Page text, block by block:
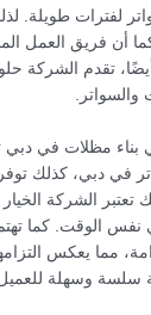
لفترات طويلة.
كما أن فريق العمل
تقدم الشركة
بناء مظلات في دبي
في دبي، كذلك
تعتبر الشركة
الوقت. كما
مما يعكس التزامها
وسهلة